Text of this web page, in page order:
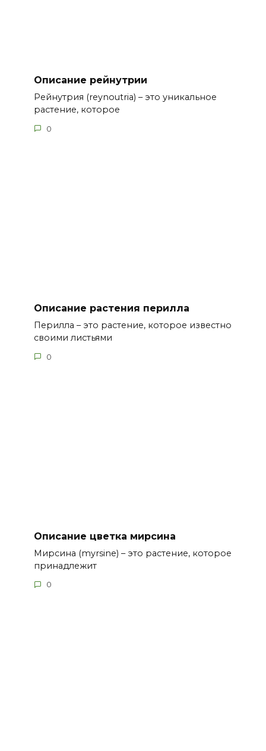
Описание рейнутрии
Рейнутрия (reynoutria) – это уникальное
растение, которое
0
Описание растения перилла
Перилла – это растение, которое известно
своими листьями
0
Описание цветка мирсина
Мирсина (myrsine) – это растение, которое
принадлежит
0